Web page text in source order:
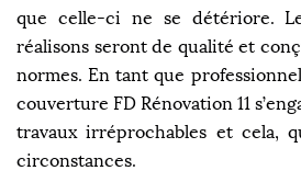
que celle-ci ne se détériore.
réalisons seront de qualité et
normes. En tant que
couverture FD Rénovation 11
travaux irréprochables et cela,
circonstances.